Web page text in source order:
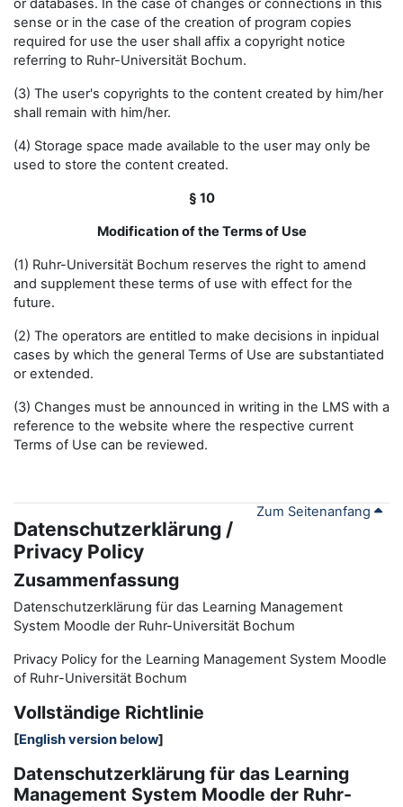
or databases. In the case of changes or connections in this
sense or in the case of the creation of program copies
required for use the user shall affix a copyright notice
referring to Ruhr-Universität Bochum.
(3) The user's copyrights to the content created by him/her
shall remain with him/her.
(4) Storage space made available to the user may only be
used to store the content created.
§ 10
Modification of the Terms of Use
(1) Ruhr-Universität Bochum reserves the right to amend
and supplement these terms of use with effect for the
future.
(2) The operators are entitled to make decisions in inpidual
cases by which the general Terms of Use are substantiated
or extended.
(3) Changes must be announced in writing in the LMS with a
reference to the website where the respective current
Terms of Use can be reviewed.
Zum Seitenanfang
Datenschutzerklärung /
Privacy Policy
Zusammenfassung
Datenschutzerklärung für das Learning Management
System Moodle der Ruhr-Universität Bochum
Privacy Policy for the Learning Management System Moodle
of Ruhr-Universität Bochum
Vollständige Richtlinie
[English version below]
Datenschutzerklärung für das Learning
Management System Moodle der Ruhr-